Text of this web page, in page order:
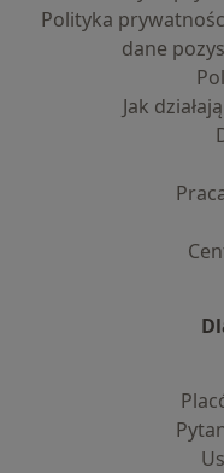
Polityka
dane
Jak